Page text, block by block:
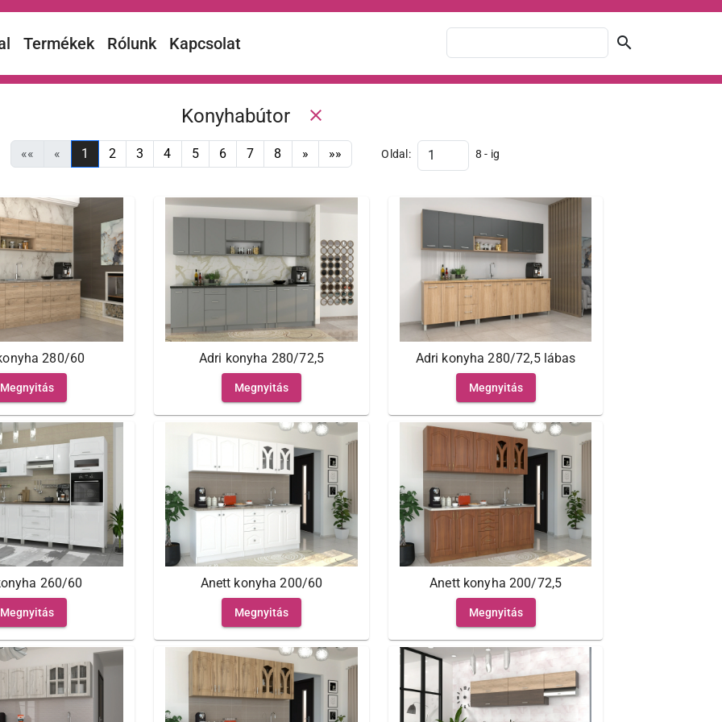
Termékek Rólunk Kapcsolat search
Konyhabútor close
«« « 1 2 3 4 5 6 7 8 » »» Oldal: 8 - ig
280/60
Megnyitás
Adri konyha 280/72,5
Megnyitás
Adri konyha 280/72,5 lábas
Megnyitás
260/60
Megnyitás
Anett konyha 200/60
Megnyitás
Anett konyha 200/72,5
Megnyitás